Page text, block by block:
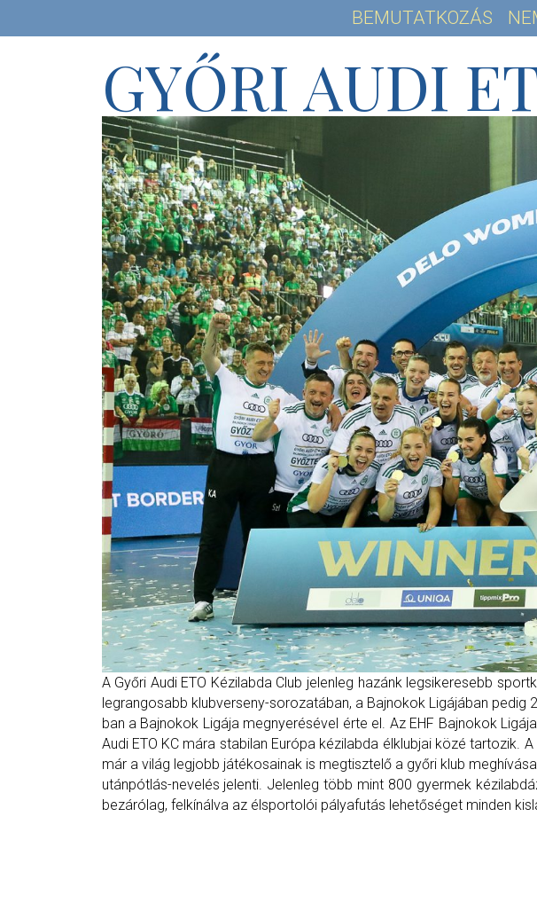
BEMUTATKOZÁS
GYŐRI AUDI
A Győri Audi ETO Kézilabda Club jelenleg hazánk legsikeresebb
legrangosabb klubverseny-sorozatában, a Bajnokok Ligájában
ban a Bajnokok Ligája megnyerésével érte el. Az EHF Bajnokok
Audi ETO KC mára stabilan Európa kézilabda élklubjai közé
már a világ legjobb játékosainak is megtisztelő a győri klub
utánpótlás-nevelés jelenti. Jelenleg több mint 800 gyermek
bezárólag, felkínálva az élsportolói pályafutás lehetőséget minden